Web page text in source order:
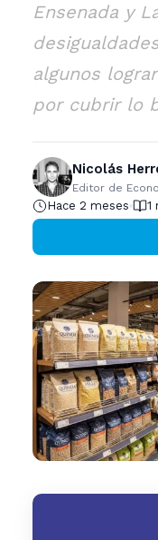
Ensenada y
algunos
por cubrir lo
Nicolás
Editor de
Hace 2 meses 1